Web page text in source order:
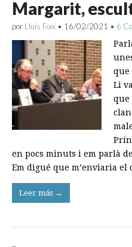
Margarit,
por Lluís Foix • 16/02/2021 • 6
que
Li
que
en pocs minuts i em parlà
Em digué que m’enviaria
Leer más →